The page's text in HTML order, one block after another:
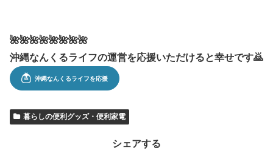
🌺🌺🌺🌺🌺🌺🌺🌺
沖縄なんくるライフの運営を応援いただけると幸せです🙇
暮らしの便利グッズ・便利家電
シェアする